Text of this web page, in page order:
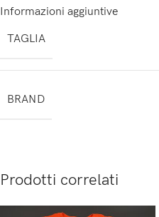
Informazioni aggiuntive
TAGLIA
BRAND
Prodotti correlati